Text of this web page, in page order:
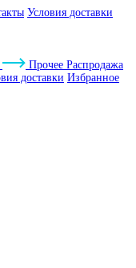
Условия доставки
Прочее Распродажа
доставки Избранное